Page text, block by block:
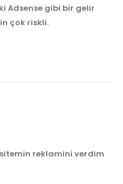
Adsense gibi bir gelir
çok riskli.
reklamini verdim